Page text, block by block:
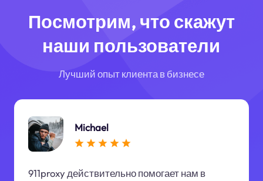
Посмотрим, что скажут
наши пользователи
Лучший опыт клиента в бизнесе
Michael
911proxy действительно помогает нам в